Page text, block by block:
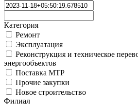
Категория
Ремонт
Эксплуатация
Реконструкция и техническое
энергообъектов
Поставка МТР
Прочие закупки
Новое строительство
Филиал